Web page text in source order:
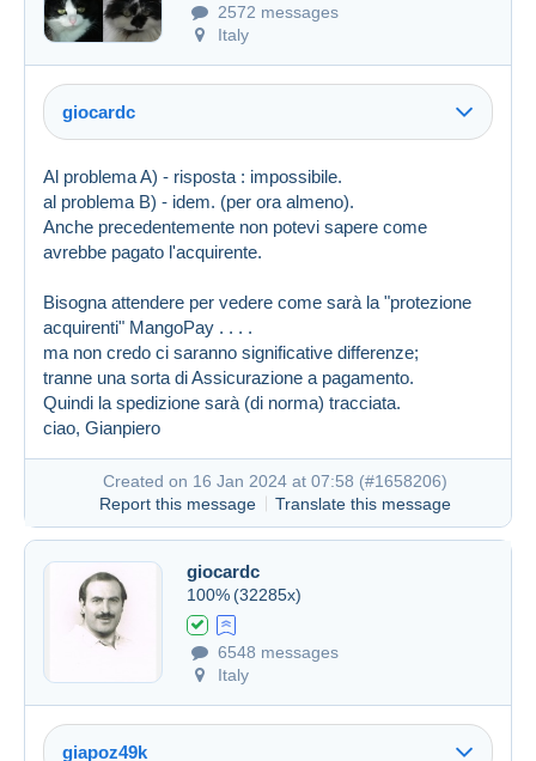
2572 messages
Italy
giocardc
Al problema A) - risposta : impossibile.
al problema B) - idem. (per ora almeno).
Anche precedentemente non potevi sapere come
avrebbe pagato l'acquirente.
Bisogna attendere per vedere come sarà la "protezione
acquirenti" MangoPay . . . .
ma non credo ci saranno significative differenze;
tranne una sorta di Assicurazione a pagamento.
Quindi la spedizione sarà (di norma) tracciata.
ciao, Gianpiero
Created on 16 Jan 2024 at 07:58 (#1658206)
Report this message
Translate this message
giocardc
100% (32285x)
6548 messages
Italy
giapoz49k